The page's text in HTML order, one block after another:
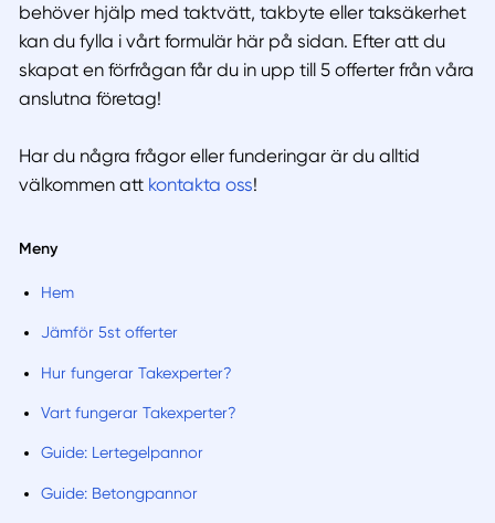
behöver hjälp med taktvätt, takbyte eller taksäkerhet
kan du fylla i vårt formulär här på sidan. Efter att du
skapat en förfrågan får du in upp till 5 offerter från våra
anslutna företag!
Har du några frågor eller funderingar är du alltid
välkommen att kontakta oss!
Meny
Hem
Jämför 5st offerter
Hur fungerar Takexperter?
Vart fungerar Takexperter?
Guide: Lertegelpannor
Guide: Betongpannor